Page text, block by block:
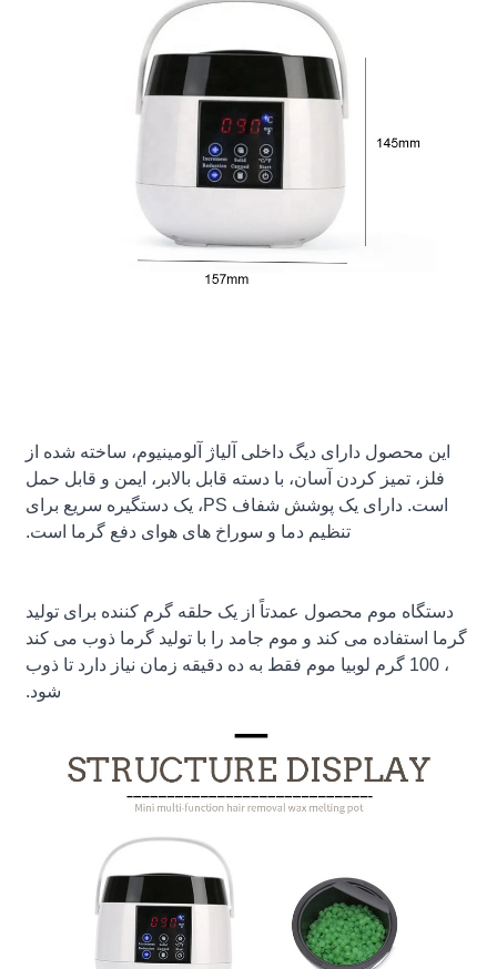
این محصول دارای دیگ داخلی آلیاژ آلومینیوم، ساخته شده از
فلز، تمیز کردن آسان، با دسته قابل بالابر، ایمن و قابل حمل
است. دارای یک پوشش شفاف PS، یک دستگیره سریع برای
تنظیم دما و سوراخ های هوای دفع گرما است.
دستگاه موم محصول عمدتاً از یک حلقه گرم کننده برای تولید
گرما استفاده می کند و موم جامد را با تولید گرما ذوب می کند
، 100 گرم لوبیا موم فقط به ده دقیقه زمان نیاز دارد تا ذوب
شود.